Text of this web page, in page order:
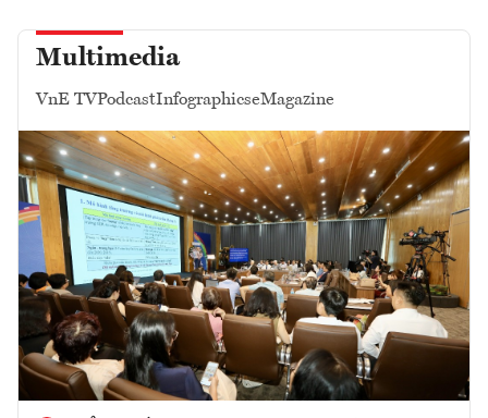
Multimedia
VnE TVPodcastInfographicseMagazine